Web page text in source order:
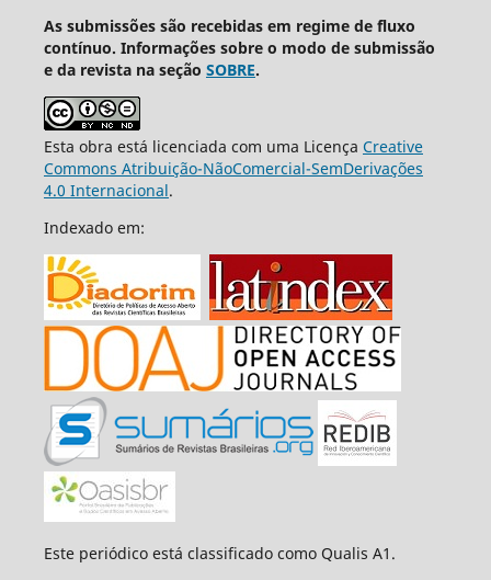
As submissões são recebidas em regime de fluxo
contínuo. Informações sobre o modo de submissão
e da revista na seção SOBRE.
Esta obra está licenciada com uma Licença Creative
Commons Atribuição-NãoComercial-SemDerivações
4.0 Internacional.
Indexado em:
Este periódico está classificado como Qualis A1.